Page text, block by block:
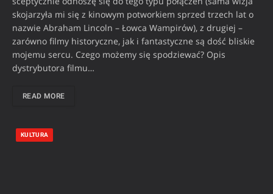
skojarzyła mi się z kinowym potworkiem sprzed trzech lat o
nazwie Abraham Lincoln – Łowca Wampirów), z drugiej –
zarówno filmy historyczne, jak i fantastyczne są dość bliskie
mojemu sercu. Czego możemy się spodziewać? Opis
dystrybutora filmu…
READ MORE
KULTURA